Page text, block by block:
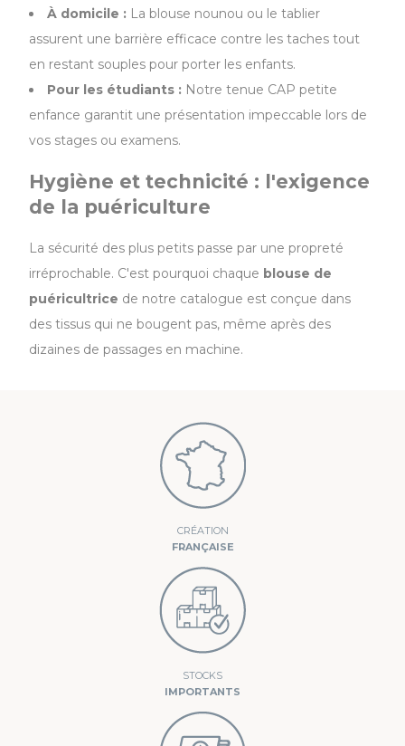
À domicile : La blouse nounou ou le tablier
assurent une barrière efficace contre les taches tout
en restant souples pour porter les enfants.
Pour les étudiants : Notre tenue CAP petite
enfance garantit une présentation impeccable lors de
vos stages ou examens.
Hygiène et technicité : l'exigence
de la puériculture
La sécurité des plus petits passe par une propreté
irréprochable. C'est pourquoi chaque blouse de
puéricultrice de notre catalogue est conçue dans
des tissus qui ne bougent pas, même après des
dizaines de passages en machine.
CRÉATION
FRANÇAISE
STOCKS
IMPORTANTS